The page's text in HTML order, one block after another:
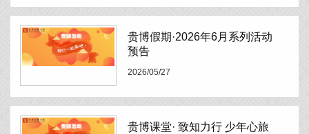
贵博假期·2026年6月系列活动
预告
2026/05/27
贵博课堂· 致知力行 少年心旅